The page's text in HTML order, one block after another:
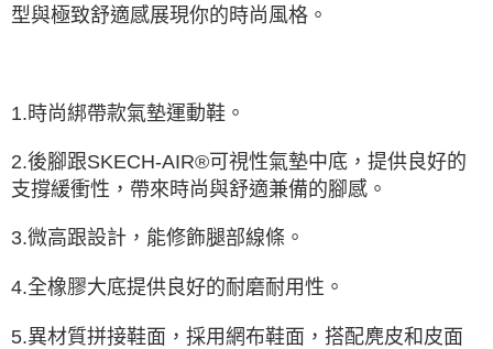
型與極致舒適感展現你的時尚風格。
1.時尚綁帶款氣墊運動鞋。
2.後腳跟SKECH-AIR®可視性氣墊中底，提供良好的
支撐緩衝性，帶來時尚與舒適兼備的腳感。
3.微高跟設計，能修飾腿部線條。
4.全橡膠大底提供良好的耐磨耐用性。
5.異材質拼接鞋面，採用網布鞋面，搭配麂皮和皮面